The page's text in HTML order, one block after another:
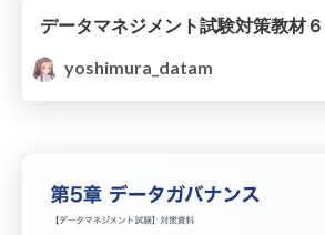
データマネジメント試験対策教材
yoshimura_datam